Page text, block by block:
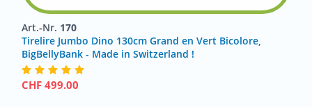
Art.-Nr. 170
Tirelire Jumbo Dino 130cm Grand en Vert Bicolore,
BigBellyBank - Made in Switzerland !
CHF 499.00